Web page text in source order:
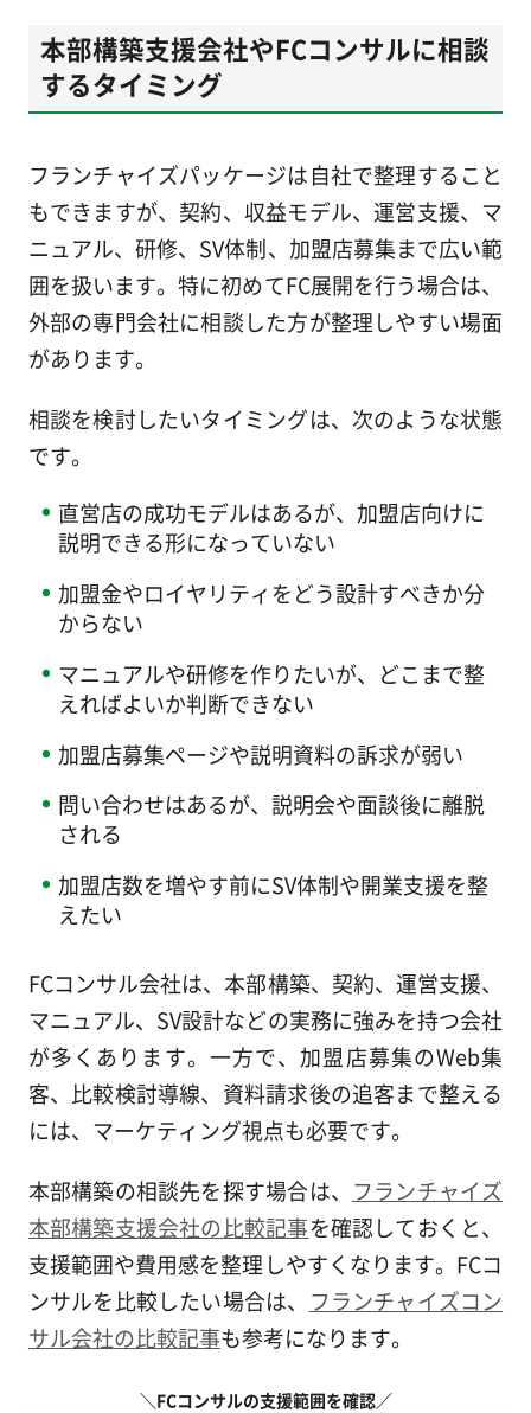
本部構築支援会社やFCコンサルに相談
するタイミング
フランチャイズパッケージは自社で整理すること
もできますが、契約、収益モデル、運営支援、マ
ニュアル、研修、SV体制、加盟店募集まで広い範
囲を扱います。特に初めてFC展開を行う場合は、
外部の専門会社に相談した方が整理しやすい場面
があります。
相談を検討したいタイミングは、次のような状態
です。
直営店の成功モデルはあるが、加盟店向けに
説明できる形になっていない
加盟金やロイヤリティをどう設計すべきか分
からない
マニュアルや研修を作りたいが、どこまで整
えればよいか判断できない
加盟店募集ページや説明資料の訴求が弱い
問い合わせはあるが、説明会や面談後に離脱
される
加盟店数を増やす前にSV体制や開業支援を整
えたい
FCコンサル会社は、本部構築、契約、運営支援、
マニュアル、SV設計などの実務に強みを持つ会社
が多くあります。一方で、加盟店募集のWeb集
客、比較検討導線、資料請求後の追客まで整える
には、マーケティング視点も必要です。
本部構築の相談先を探す場合は、 フランチャイズ
本部構築支援会社の比較記事を確認しておくと、
支援範囲や費用感を整理しやすくなります。FCコ
ンサルを比較したい場合は、 フランチャイズコン
サル会社の比較記事も参考になります。
＼FCコンサルの支援範囲を確認／